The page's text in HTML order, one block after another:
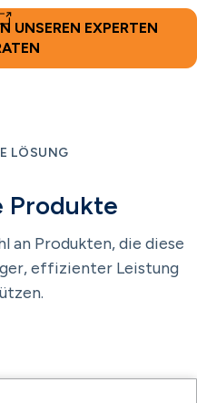
UNSEREN EXPERTEN
LÖSUNG
Produkte
an Produkten, die diese
effizienter Leistung